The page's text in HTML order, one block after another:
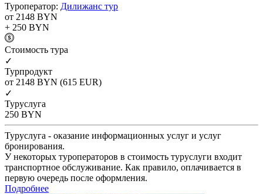
Туроператор: Дилижанс тур
от 2148 BYN
+ 250 BYN
Cтоимость тура
✓
Турпродукт
от 2148 BYN (615 EUR)
✓
Туруслуга
250 BYN
Туруслуга - оказание информационных услуг и услуг
бронирования.
У некоторых туроператоров в стоимость туруслуги входит
транспортное обслуживание. Как правило, оплачивается в
первую очередь после оформления.
Подробнее